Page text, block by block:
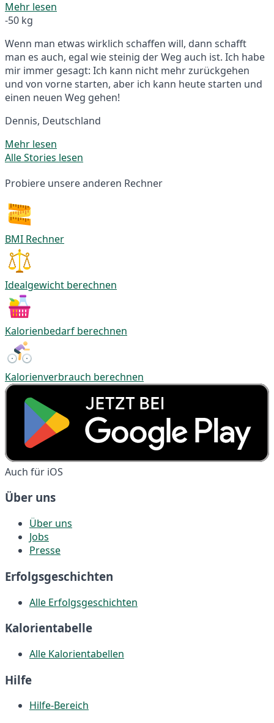
Mehr lesen
-50 kg
Wenn man etwas wirklich schaffen will, dann schafft
man es auch, egal wie steinig der Weg auch ist. Ich habe
mir immer gesagt: Ich kann nicht mehr zurückgehen
und von vorne starten, aber ich kann heute starten und
einen neuen Weg gehen!
Dennis, Deutschland
Mehr lesen
Alle Stories lesen
Probiere unsere anderen Rechner
BMI Rechner
Idealgewicht berechnen
Kalorienbedarf berechnen
Kalorienverbrauch berechnen
Auch für iOS
Über uns
Über uns
Jobs
Presse
Erfolgsgeschichten
Alle Erfolgsgeschichten
Kalorientabelle
Alle Kalorientabellen
Hilfe
Hilfe-Bereich